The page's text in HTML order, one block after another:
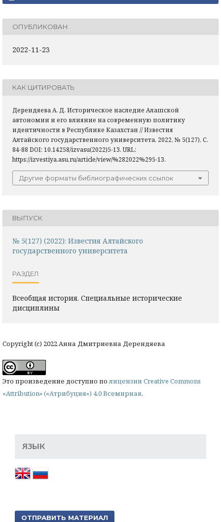
ОПУБЛИКОВАН
2022-11-23
КАК ЦИТИРОВАТЬ
Дерендяева А. Д. Историческое наследие Алашской
автономии и его влияние на современную политику
идентичности в Республике Казахстан // Известия
Алтайского государственного университета, 2022, № 5(127). С.
84-88 DOI: 10.14258/izvasu(2022)5-13. URL:
https://izvestiya.asu.ru/article/view/%282022%295-13.
Другие форматы библиографических ссылок
ВЫПУСК
№ 5(127) (2022): Известия Алтайского
государственного университета
РАЗДЕЛ
Всеобщая история. Специальные исторические
дисциплины
Copyright (c) 2022 Анна Дмитриевна Дерендяева
Это произведение доступно полицензии Creative Commons
«Attribution» («Атрибуция») 4.0 Всемирная.
ЯЗЫК
ОТПРАВИТЬ МАТЕРИАЛ